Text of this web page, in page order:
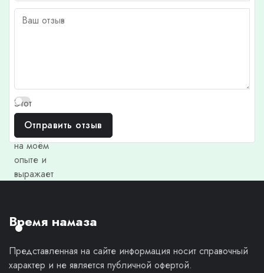
Этот
отзыв
основан
на моём
опыте и
выражает
мнение.
Отправить отзыв
Время намаза
Представленная на сайте информация носит справочный
характер и не является публичной офертой.